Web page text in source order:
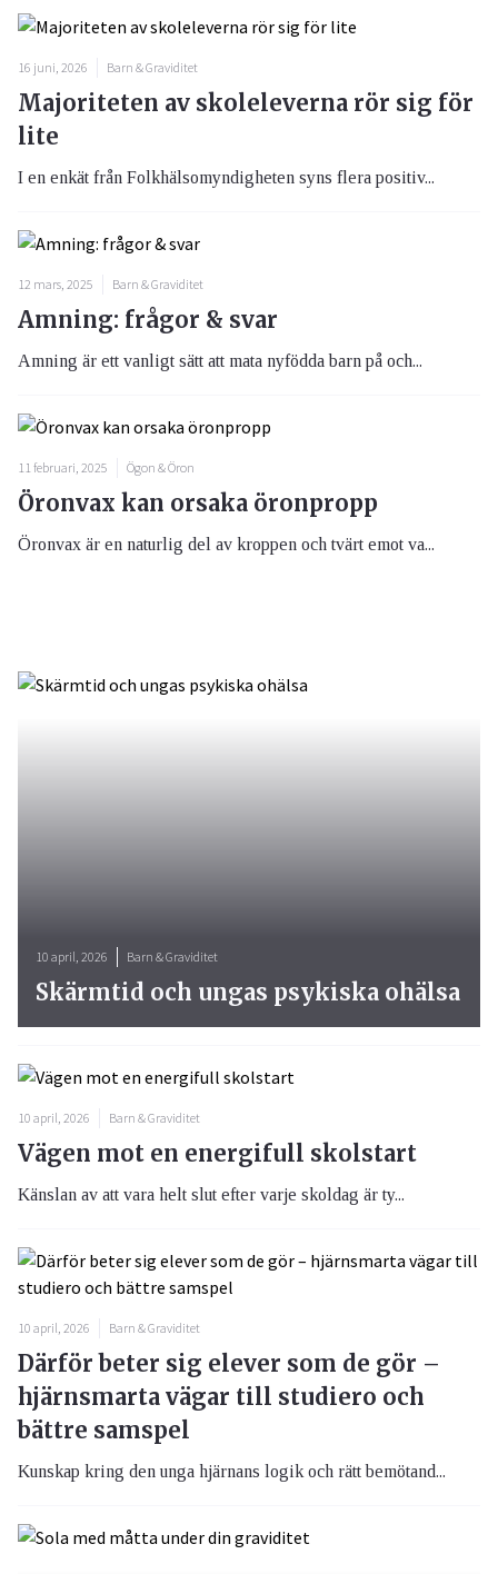
16 juni, 2026 Barn & Graviditet
Majoriteten av skoleleverna rör sig för
lite
I en enkät från Folkhälsomyndigheten syns flera positiv...
12 mars, 2025 Barn & Graviditet
Amning: frågor & svar
Amning är ett vanligt sätt att mata nyfödda barn på och...
11 februari, 2025 Ögon & Öron
Öronvax kan orsaka öronpropp
Öronvax är en naturlig del av kroppen och tvärt emot va...
10 april, 2026 Barn & Graviditet
Vägen mot en energifull skolstart
Känslan av att vara helt slut efter varje skoldag är ty...
10 april, 2026 Barn & Graviditet
Därför beter sig elever som de gör –
hjärnsmarta vägar till studiero och
bättre samspel
Kunskap kring den unga hjärnans logik och rätt bemötand...
10 april, 2026 Barn & Graviditet
Skärmtid och ungas psykiska ohälsa